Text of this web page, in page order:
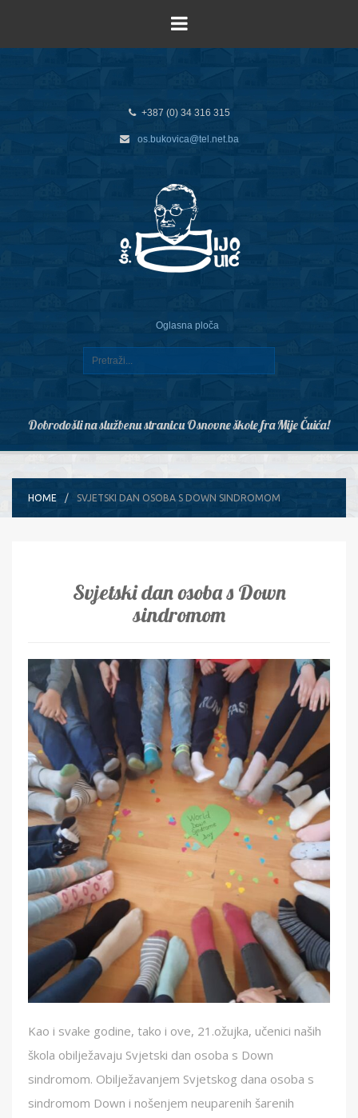
+387 (0) 34 316 315
os.bukovica@tel.net.ba
Oglasna ploča
Dobrodošli na službenu stranicu Osnovne škole fra Mije Čuića!
HOME SVJETSKI DAN OSOBA S DOWN SINDROMOM
Svjetski dan osoba s Down
sindromom
Kao i svake godine, tako i ove, 21.ožujka, učenici naših
škola obilježavaju Svjetski dan osoba s Down
sindromom. Obilježavanjem Svjetskog dana osoba s
sindromom Down i nošenjem neuparenih šarenih